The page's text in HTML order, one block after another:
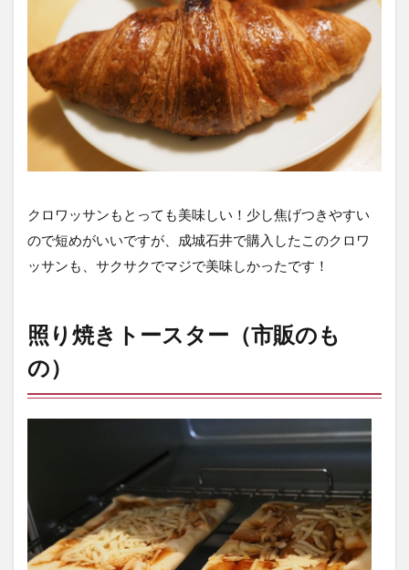
クロワッサンもとっても美味しい！少し焦げつきやすい
ので短めがいいですが、成城石井で購入したこのクロワ
ッサンも、サクサクでマジで美味しかったです！
照り焼きトースター（市販のも
の）